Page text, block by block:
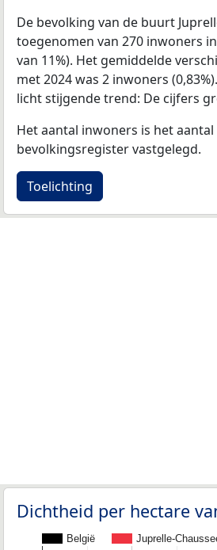
De bevolking van de buurt
toegenomen van 270 inwoners
van 11%). Het gemiddelde
met 2024 was 2 inwoners
licht stijgende trend: De cijfers
Het aantal inwoners is het
bevolkingsregister vastgelegd.
Toelichting
Dichtheid per hectare
België Juprelle-